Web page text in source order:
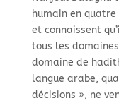
humain en
et connaissent
tous les
domaine de
langue arabe,
décisions », ne